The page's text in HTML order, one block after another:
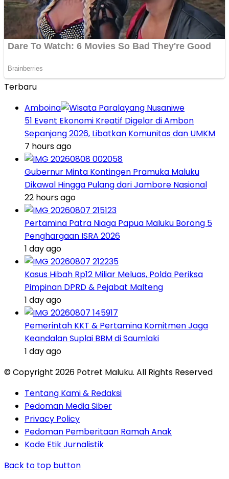
Terbaru
Amboina
51 Event Ekonomi Kreatif Digelar di Ambon
Sepanjang 2026, Libatkan Komunitas dan UMKM
7 hours ago
Gubernur Minta Kontingen Pramuka Maluku
Dikawal Hingga Pulang dari Jambore Nasional
22 hours ago
Pertamina Patra Niaga Papua Maluku Borong 5
Penghargaan ISRA 2026
1 day ago
Kasus Hibah Rp12 Miliar Meluas, Polda Periksa
Pimpinan DPRD & Pejabat Malteng
1 day ago
Pemerintah KKT & Pertamina Komitmen Jaga
Keandalan Suplai BBM di Saumlaki
1 day ago
© Copyright 2026 Potret Maluku. All Rights Reserved
Tentang Kami & Redaksi
Pedoman Media Siber
Privacy Policy
Pedoman Pemberitaan Ramah Anak
Kode Etik Jurnalistik
Back to top button